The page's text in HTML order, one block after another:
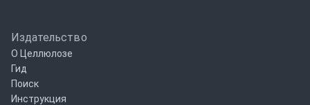
Издательство
О Целлюлозе
Гид
Поиск
Инструкция